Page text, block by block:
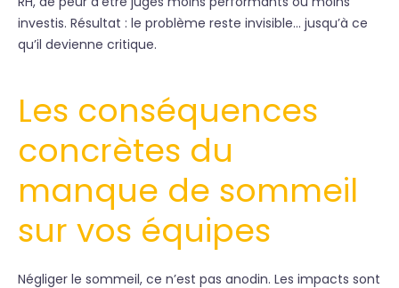
investis. Résultat : le problème reste invisible… jusqu’à ce
qu’il devienne critique.
Les conséquences
concrètes du
manque de sommeil
sur vos équipes
Négliger le sommeil, ce n’est pas anodin. Les impacts sont